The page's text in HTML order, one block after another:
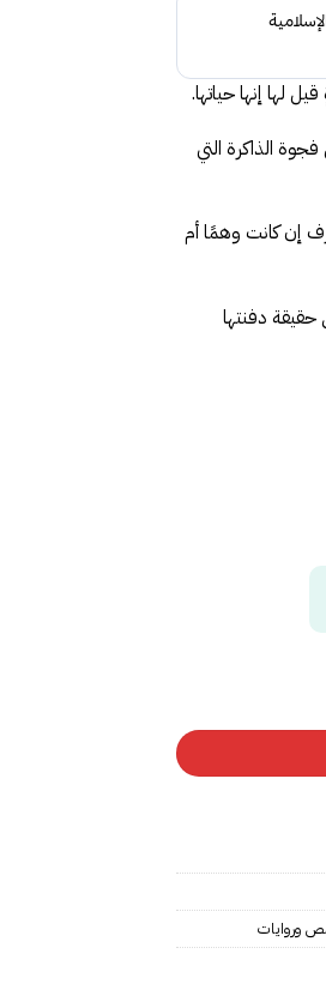
لها إنها حياتها.
الذاكرة التي
إن كانت وهمًا أم
دفنتها
وروايات